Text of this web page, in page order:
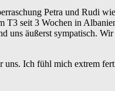
Petra und Rudi
seit 3 Wochen in
uns äußerst sympatisch.
uns. Ich fühl mich extrem